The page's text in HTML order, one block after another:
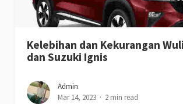
Kelebihan dan Kekurangan
dan Suzuki Ignis
Admin
Mar 14, 2023
2 min read